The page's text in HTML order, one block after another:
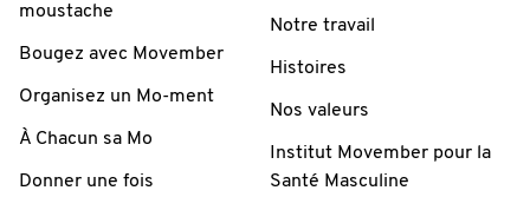
moustache
Bougez avec Movember
Organisez un Mo-ment
À Chacun sa Mo
Donner une fois
Notre travail
Histoires
Nos valeurs
Institut Movember pour la
Santé Masculine